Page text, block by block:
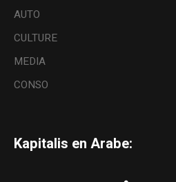
AUTO
CULTURE
MEDIA
CONSO
Kapitalis en Arabe: